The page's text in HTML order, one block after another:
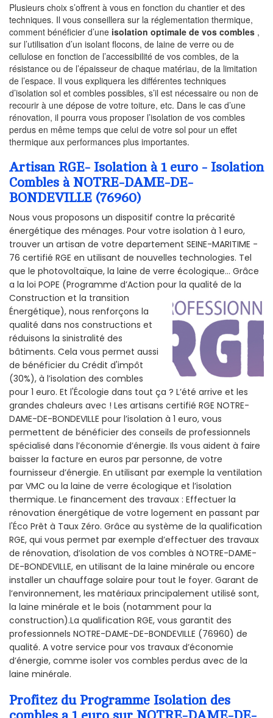
Plusieurs choix s’offrent à vous en fonction du chantier et des
techniques. Il vous conseillera sur la réglementation thermique,
comment bénéficier d’une isolation optimale de vos combles ,
sur l’utilisation d’un isolant flocons, de laine de verre ou de
cellulose en fonction de l’accessibilité de vos combles, de la
résistance ou de l’épaisseur de chaque matériau, de la limitation
de l’espace. Il vous expliquera les différentes techniques
d’isolation sol et combles possibles, s’il est nécessaire ou non de
recourir à une dépose de votre toiture, etc. Dans le cas d’une
rénovation, il pourra vous proposer l’isolation de vos combles
perdus en même temps que celui de votre sol pour un effet
thermique aux performances plus importantes.
Artisan RGE- Isolation à 1 euro - Isolation
Combles à NOTRE-DAME-DE-
BONDEVILLE (76960)
Nous vous proposons un dispositif contre la précarité
énergétique des ménages. Pour votre isolation à 1 euro,
trouver un artisan de votre departement SEINE-MARITIME -
76 certifié RGE en utilisant de nouvelles technologies. Tel
que le photovoltaïque, la laine de verre écologique... Grâce
a la loi POPE (Programme d’Action pour la qualité de la
Construction et la transition
Énergétique), nous renforçons la
qualité dans nos constructions et
réduisons la sinistralité des
bâtiments. Cela vous permet aussi
de bénéficier du Crédit d'impôt
(30%), à l’isolation des combles
pour 1 euro. Et l'Écologie dans tout ça ? L’été arrive et les
grandes chaleurs avec ! Les artisans certifié RGE NOTRE-
DAME-DE-BONDEVILLE pour l’isolation à 1 euro, vous
permettent de bénéficier des conseils de professionnels
spécialisé dans l’économie d’énergie. Ils vous aident à faire
baisser la facture en euros par personne, de votre
fournisseur d’énergie. En utilisant par exemple la ventilation
par VMC ou la laine de verre écologique et l’isolation
thermique. Le financement des travaux : Effectuer la
rénovation énergétique de votre logement en passant par
l'Éco Prêt à Taux Zéro. Grâce au système de la qualification
RGE, qui vous permet par exemple d’effectuer des travaux
de rénovation, d’isolation de vos combles à NOTRE-DAME-
DE-BONDEVILLE, en utilisant de la laine minérale ou encore
installer un chauffage solaire pour tout le foyer. Garant de
l’environnement, les matériaux principalement utilisé sont,
la laine minérale et le bois (notamment pour la
construction).La qualification RGE, vous garantit des
professionnels NOTRE-DAME-DE-BONDEVILLE (76960) de
qualité. A votre service pour vos travaux d’économie
d’énergie, comme isoler vos combles perdus avec de la
laine minérale.
Profitez du Programme Isolation des